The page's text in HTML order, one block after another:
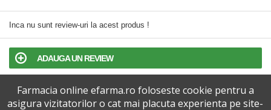
Inca nu sunt review-uri la acest produs !
ADAUGA UN REVIEW
TERMENI SI CONDITII
Farmacia online efarma.ro foloseste cookie pentru a
asigura vizitatorilor o cat mai placuta experienta pe site-